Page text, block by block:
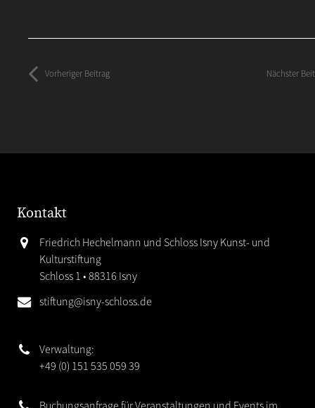
Vorheriger Beitrag Nächster
Kontakt
Friedrich Hechelmann und Schloss Isny Kunst- und
Kulturstiftung
Schloss 1 • 88316 Isny
stiftung@isny-schloss.de
Verwaltung:
+49 (0) 151 535 059 39